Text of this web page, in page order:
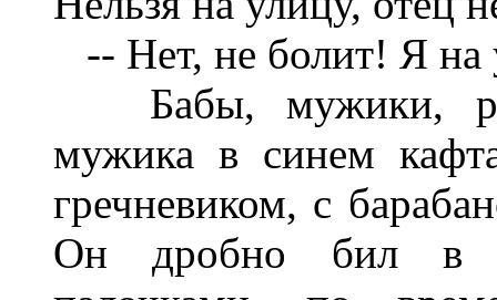
-- Нет, не болит! Я на
Бабы, мужики,
мужика в синем
гречневиком, с
Он дробно бил в